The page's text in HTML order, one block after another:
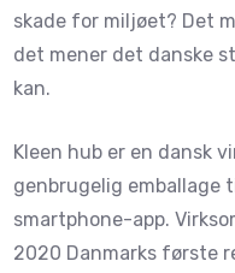
skade for miljøet? Det
det mener det danske
kan.
Kleen hub er en dansk
genbrugelig emballage
smartphone-app.
2020 Danmarks første